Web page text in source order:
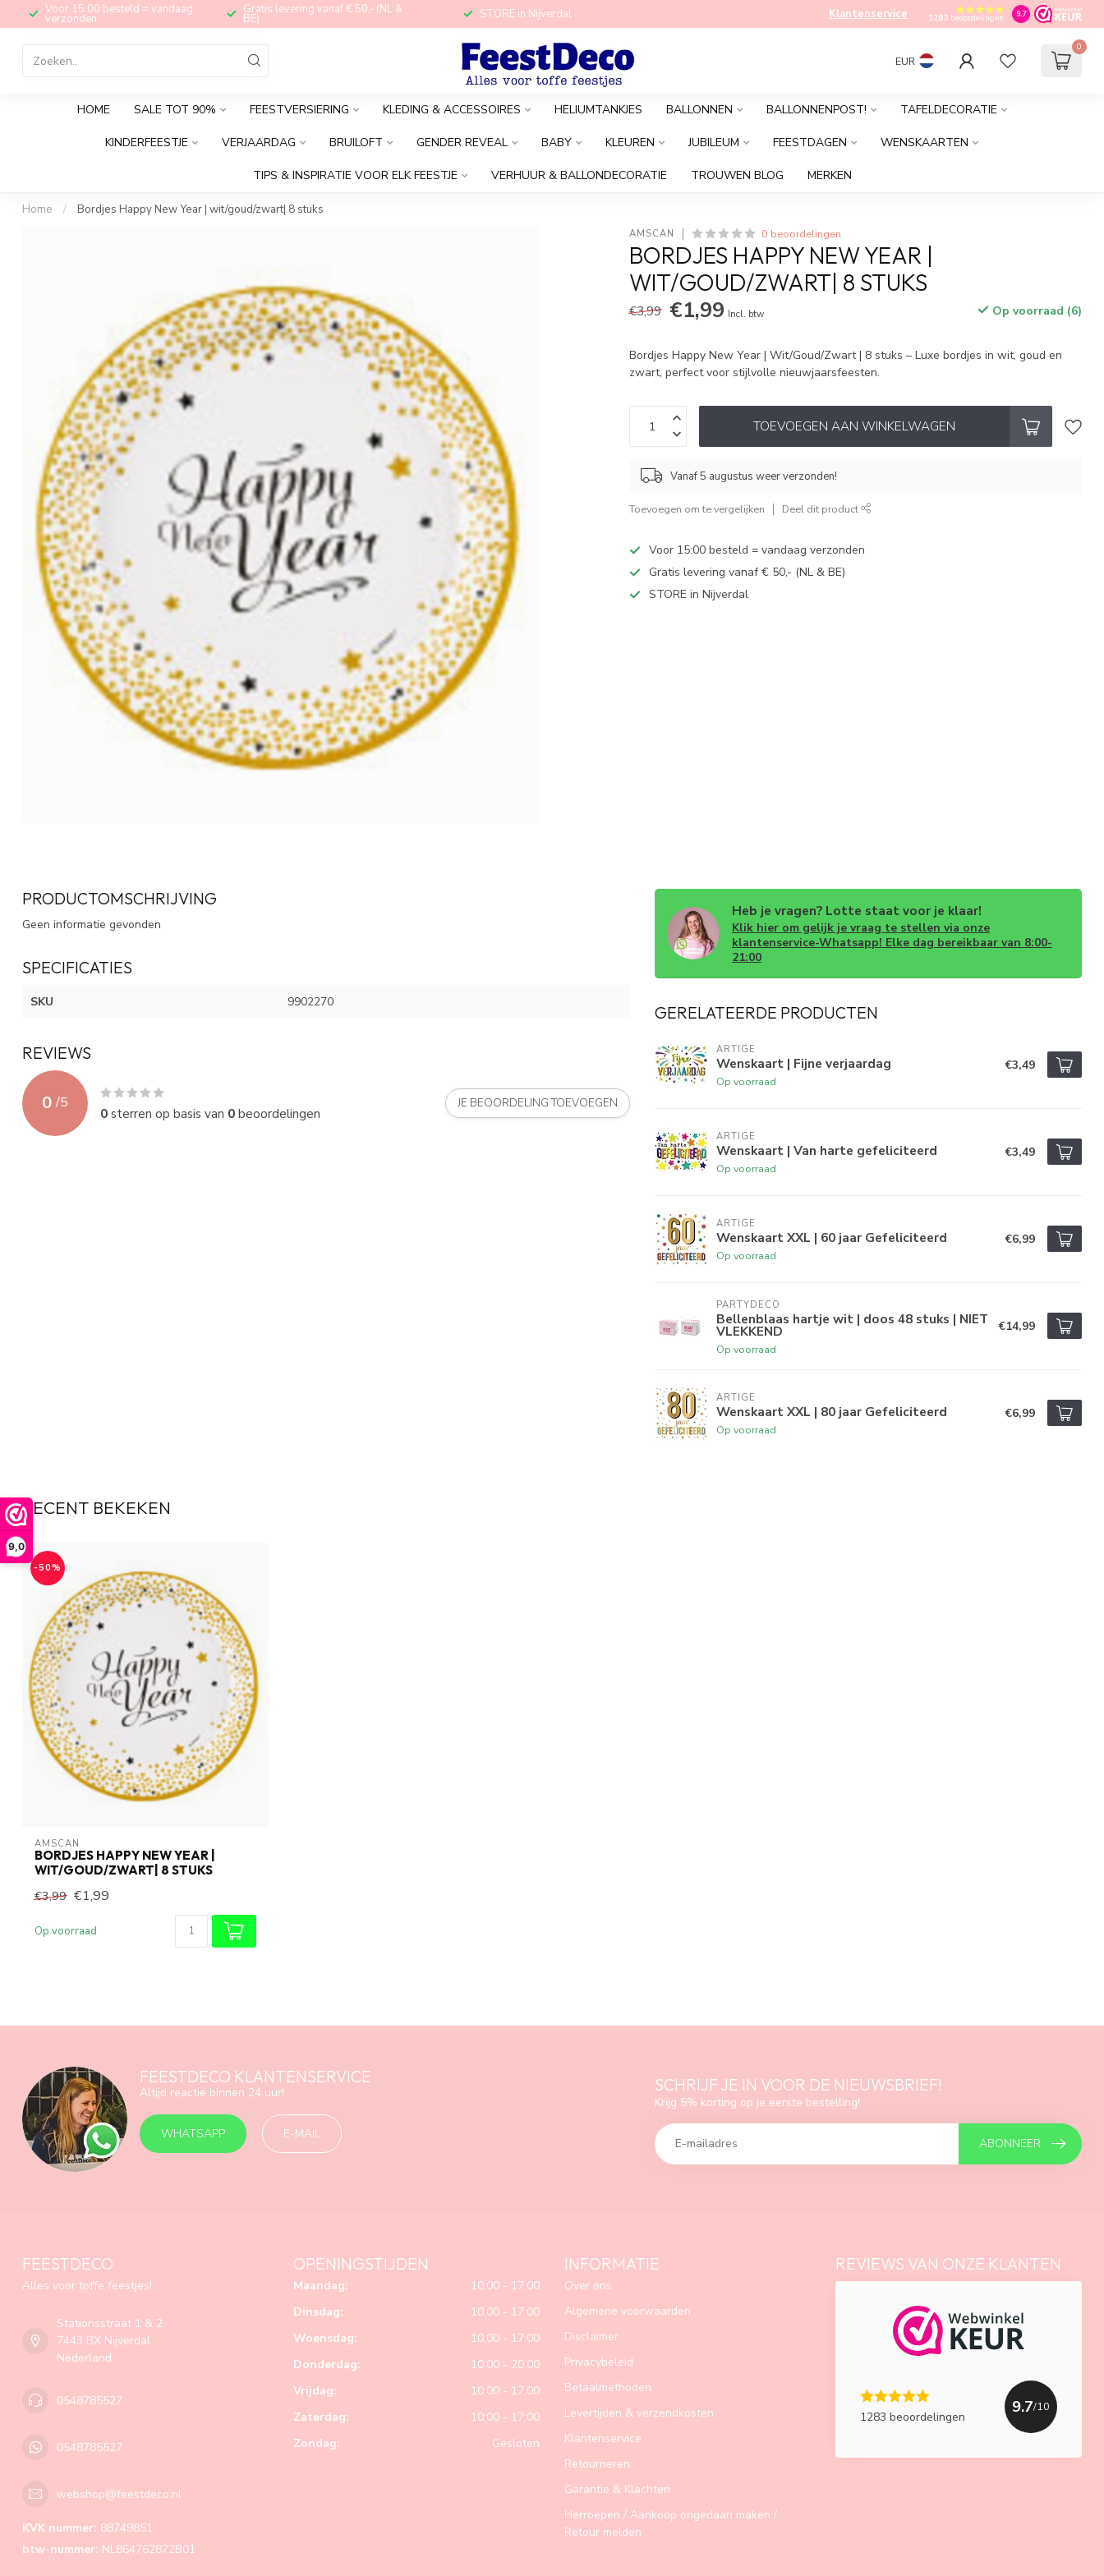
9,0
Voor 15:00 besteld = vandaag
verzonden
Gratis levering vanaf € 50,- (NL &
BE) STORE in Nijverdal Klantenservice 1283beoordelingen 9.7
EUR
0
HOME SALE TOT 90% FEESTVERSIERING KLEDING & ACCESSOIRES HELIUMTANKJES BALLONNEN BALLONNENPOST! TAFELDECORATIE
KINDERFEESTJE VERJAARDAG BRUILOFT GENDER REVEAL BABY KLEUREN JUBILEUM FEESTDAGEN WENSKAARTEN
TIPS & INSPIRATIE VOOR ELK FEESTJE VERHUUR & BALLONDECORATIE TROUWEN BLOG MERKEN
Home / Bordjes Happy New Year | wit/goud/zwart| 8 stuks
AMSCAN 0 beoordelingen
BORDJES HAPPY NEW YEAR |
WIT/GOUD/ZWART| 8 STUKS
€3,99 €1,99 Incl. btw Op voorraad (6)
Bordjes Happy New Year | Wit/Goud/Zwart | 8 stuks – Luxe bordjes in wit, goud en
zwart, perfect voor stijlvolle nieuwjaarsfeesten.
TOEVOEGEN AAN WINKELWAGEN
Vanaf 5 augustus weer verzonden!
Toevoegen om te vergelijken Deel dit product
Voor 15:00 besteld = vandaag verzonden
Gratis levering vanaf € 50,- (NL & BE)
STORE in Nijverdal
PRODUCTOMSCHRIJVING
Geen informatie gevonden
SPECIFICATIES
SKU 9902270
REVIEWS
0 /5
0sterren op basis van 0beoordelingen
JE BEOORDELING TOEVOEGEN
Heb je vragen? Lotte staat voor je klaar!
Klik hier om gelijk je vraag te stellen via onze
klantenservice-Whatsapp! Elke dag bereikbaar van 8:00-
21:00
GERELATEERDE PRODUCTEN
ARTIGE
Wenskaart | Fijne verjaardag
Op voorraad
€3,49
ARTIGE
Wenskaart | Van harte gefeliciteerd
Op voorraad
€3,49
ARTIGE
Wenskaart XXL | 60 jaar Gefeliciteerd
Op voorraad
€6,99
PARTYDECO
Bellenblaas hartje wit | doos 48 stuks | NIET
VLEKKEND
Op voorraad
€14,99
ARTIGE
Wenskaart XXL | 80 jaar Gefeliciteerd
Op voorraad
€6,99
RECENT BEKEKEN
-50%
AMSCAN
BORDJES HAPPY NEW YEAR |
WIT/GOUD/ZWART| 8 STUKS
€3,99 €1,99
Op voorraad
FEESTDECO KLANTENSERVICE
Altijd reactie binnen 24 uur!
WHATSAPP E-MAIL
SCHRIJF JE IN VOOR DE NIEUWSBRIEF!
Krijg 5% korting op je eerste bestelling!
ABONNEER
FEESTDECO
Alles voor toffe feestjes!
Stationsstraat 1 & 2
7443 BX Nijverdal
Nederland
0548785527
0548785527
webshop@feestdeco.nl
KVK nummer: 88749851
btw-nummer: NL864762872B01
OPENINGSTIJDEN
Maandag:
10:00 - 17:00
Dinsdag:
10:00 - 17:00
Woensdag:
10:00 - 17:00
Donderdag:
10:00 - 20:00
Vrijdag:
10:00 - 17:00
Zaterdag:
10:00 - 17:00
Zondag:
Gesloten
INFORMATIE
Over ons
Algemene voorwaarden
Disclaimer
Privacybeleid
Betaalmethoden
Levertijden & verzendkosten
Klantenservice
Retourneren
Garantie & Klachten
Herroepen / Aankoop ongedaan maken /
Retour melden
REVIEWS VAN ONZE KLANTEN
1283 beoordelingen
9.7/10